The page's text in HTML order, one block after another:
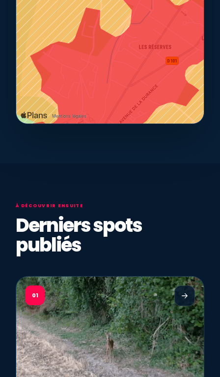
À DÉCOUVRIR ENSUITE
Derniers spots
publiés
01